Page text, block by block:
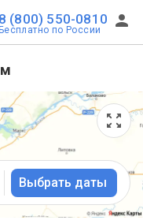
8 (800) 550-0810
Бесплатно по России
Выбрать даты